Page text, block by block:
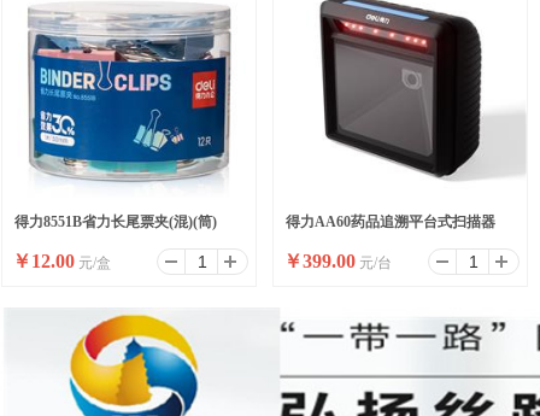
得力8551B省力长尾票夹(混)(筒)
￥12.00 元/盒
得力AA60药品追溯平台式扫描器
(黑)(台)
￥399.00 元/台